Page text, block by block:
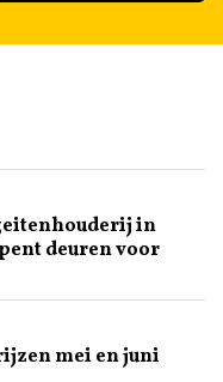
in
deuren voor
mei en juni